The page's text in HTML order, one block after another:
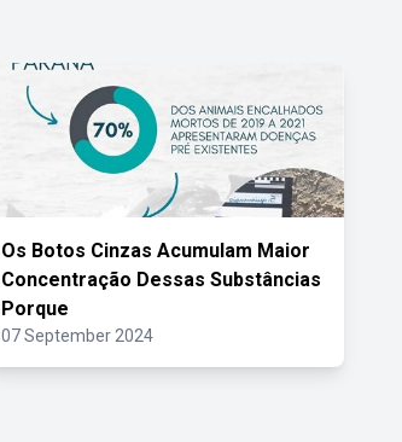
Os Botos Cinzas Acumulam Maior
Concentração Dessas Substâncias
Porque
07 September 2024